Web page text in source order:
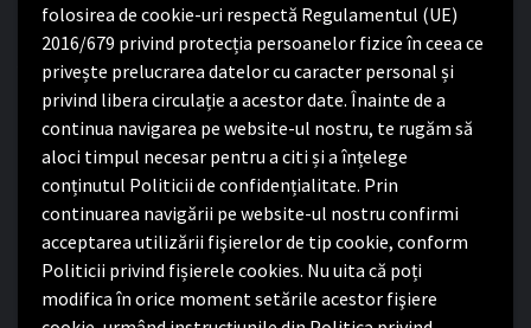
folosirea de cookie-uri respectă Regulamentul (UE)
2016/679 privind protecția persoanelor fizice în ceea ce
privește prelucrarea datelor cu caracter personal și
privind libera circulație a acestor date. Înainte de a
continua navigarea pe website-ul nostru, te rugăm să
aloci timpul necesar pentru a citi și a înțelege
conținutul Politicii de confidențialitate. Prin
continuarea navigării pe website-ul nostru confirmi
acceptarea utilizării fişierelor de tip cookie, conform
Politicii privind fișierele cookies. Nu uita că poți
modifica în orice moment setările acestor fişiere
Luni – Joi:8:00-16:30
Vineri:8:00 – 14:00
Politica de confidențialitate
Politica de confidențialitate
Nota de informare privind implementarea Regulamentului
(UE) 2016/679
Termeni și condiții de utilizare website